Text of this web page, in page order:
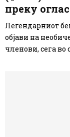
преку
Легендарниот
објави на
членови, сега во